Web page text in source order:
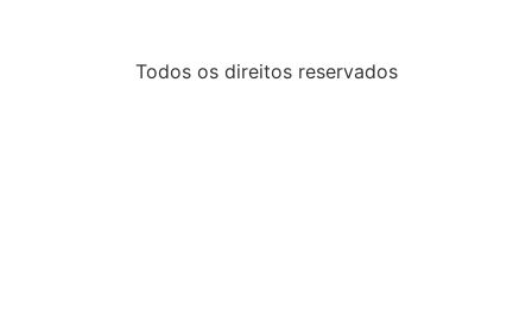
Todos os direitos reservados